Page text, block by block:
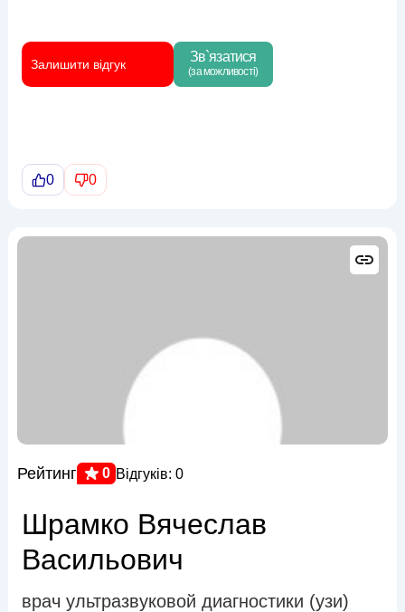
Залишити відгук Зв`язатися
(за можливості)
0 0
Рейтинг 0 Відгуків: 0
Шрамко Вячеслав
Васильович
врач ультразвуковой диагностики (узи)